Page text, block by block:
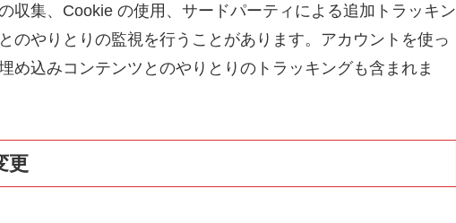
収集、Cookie の使用、サードパーティによる追加トラッキン
のやりとりの監視を行うことがあります。アカウントを使っ
め込みコンテンツとのやりとりのトラッキングも含まれま
更